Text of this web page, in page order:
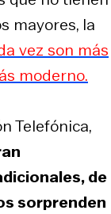
mayores, la
vez son más
moderno.
Telefónica,
de
sorprenden